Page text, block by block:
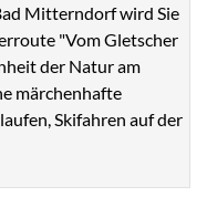
Mitterndorf wird Sie
"Vom Gletscher
der Natur am
märchenhafte
Skifahren auf der